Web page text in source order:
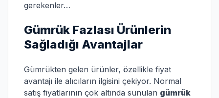
gerekenler…
Gümrük Fazlası Ürünlerin
Sağladığı Avantajlar
Gümrükten gelen ürünler, özellikle fiyat
avantajı ile alıcıların ilgisini çekiyor. Normal
satış fiyatlarının çok altında sunulan gümrük